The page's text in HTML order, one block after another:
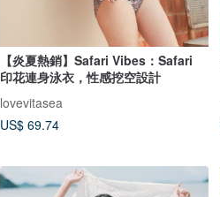
【炎夏熱銷】Safari Vibes：Safari
印花連身泳衣，性感挖空設計
lovevitasea
US$ 69.74